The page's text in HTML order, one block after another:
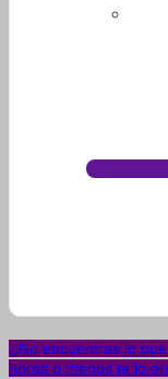
¿No encuentras lo
horas o menos te lo